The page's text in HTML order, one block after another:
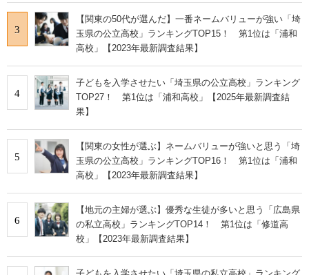
3
【関東の50代が選んだ】一番ネームバリューが強い「埼
玉県の公立高校」ランキングTOP15！ 第1位は「浦和
高校」【2023年最新調査結果】
4
子どもを入学させたい「埼玉県の公立高校」ランキング
TOP27！ 第1位は「浦和高校」【2025年最新調査結
果】
5
【関東の女性が選ぶ】ネームバリューが強いと思う「埼
玉県の公立高校」ランキングTOP16！ 第1位は「浦和
高校」【2023年最新調査結果】
6
【地元の主婦が選ぶ】優秀な生徒が多いと思う「広島県
の私立高校」ランキングTOP14！ 第1位は「修道高
校」【2023年最新調査結果】